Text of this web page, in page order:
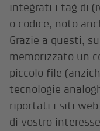
integrati i tag di
o codice, noto
Grazie a questi,
memorizzato un
piccolo file
tecnologie
riportati i siti
di vostro